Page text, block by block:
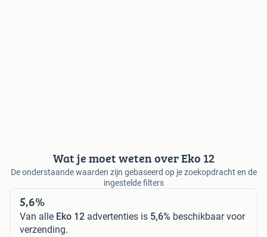
Wat je moet weten over Eko 12
De onderstaande waarden zijn gebaseerd op je zoekopdracht en de
ingestelde filters
5,6%
Van alle Eko 12 advertenties is 5,6% beschikbaar voor
verzending.